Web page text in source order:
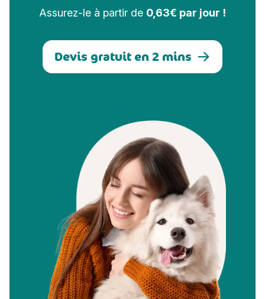
Assurez-le à partir de 0,63€ par jour !
Devis gratuit en 2 mins